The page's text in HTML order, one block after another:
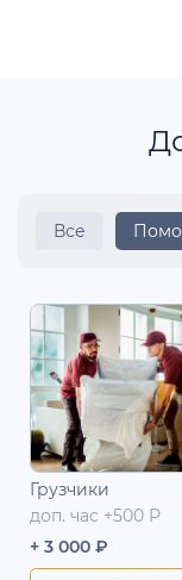
Все
Грузчики
доп. час +500 Р
+ 3 000 ₽